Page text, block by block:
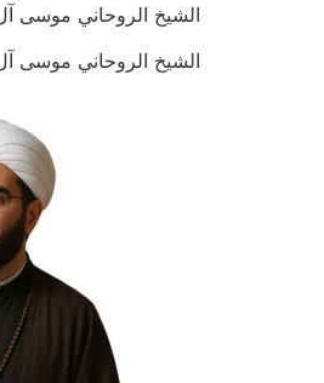
الشيخ الروحاني موسى آل
الشيخ الروحاني موسى آل